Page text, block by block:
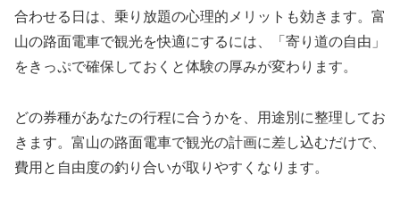
合わせる日は、乗り放題の心理的メリットも効きます。富
山の路面電車で観光を快適にするには、「寄り道の自由」
をきっぷで確保しておくと体験の厚みが変わります。
どの券種があなたの行程に合うかを、用途別に整理してお
きます。富山の路面電車で観光の計画に差し込むだけで、
費用と自由度の釣り合いが取りやすくなります。